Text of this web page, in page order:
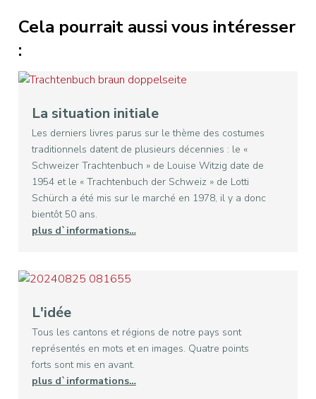
Cela pourrait aussi vous intéresser
:
La situation initiale
Les derniers livres parus sur le thème des costumes
traditionnels datent de plusieurs décennies : le «
Schweizer Trachtenbuch » de Louise Witzig date de
1954 et le « Trachtenbuch der Schweiz » de Lotti
Schürch a été mis sur le marché en 1978, il y a donc
bientôt 50 ans.
plus d`informations…
L'idée
Tous les cantons et régions de notre pays sont
représentés en mots et en images. Quatre points
forts sont mis en avant.
plus d`informations…